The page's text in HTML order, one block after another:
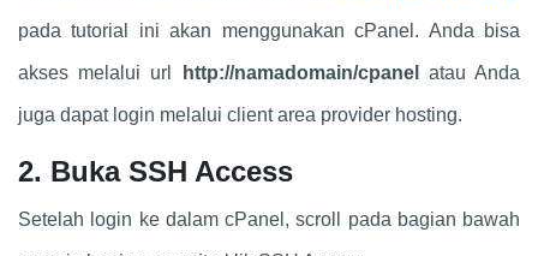
pada tutorial ini akan menggunakan cPanel. Anda bisa
akses melalui url http://namadomain/cpanel atau Anda
juga dapat login melalui client area provider hosting.
2. Buka SSH Access
Setelah login ke dalam cPanel, scroll pada bagian bawah